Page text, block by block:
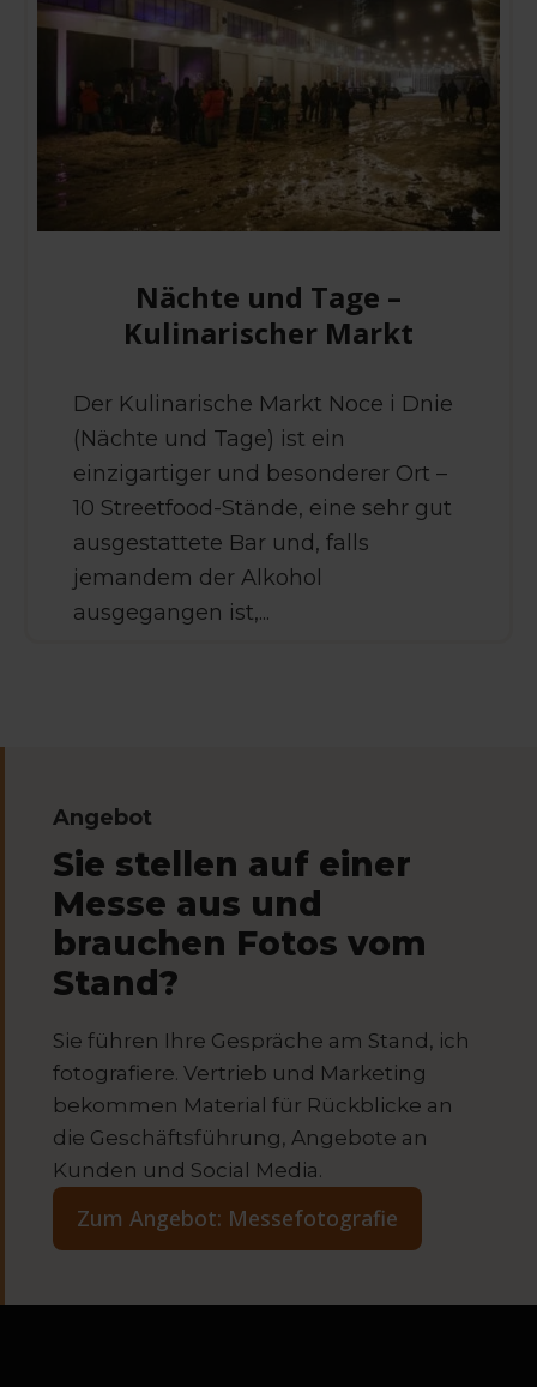
Nächte und Tage –
Kulinarischer Markt
Der Kulinarische Markt Noce i Dnie
(Nächte und Tage) ist ein
einzigartiger und besonderer Ort –
10 Streetfood-Stände, eine sehr gut
ausgestattete Bar und, falls
jemandem der Alkohol
ausgegangen ist,...
Angebot
Sie stellen auf einer
Messe aus und
brauchen Fotos vom
Stand?
Sie führen Ihre Gespräche am Stand, ich
fotografiere. Vertrieb und Marketing
bekommen Material für Rückblicke an
die Geschäftsführung, Angebote an
Kunden und Social Media.
Zum Angebot: Messefotografie